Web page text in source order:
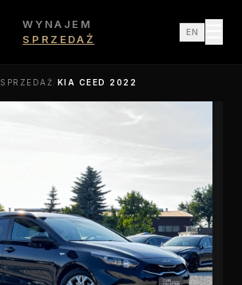
WYNAJEM
SPRZEDAŻ
EN
SPRZEDAŻ KIA CEED 2022